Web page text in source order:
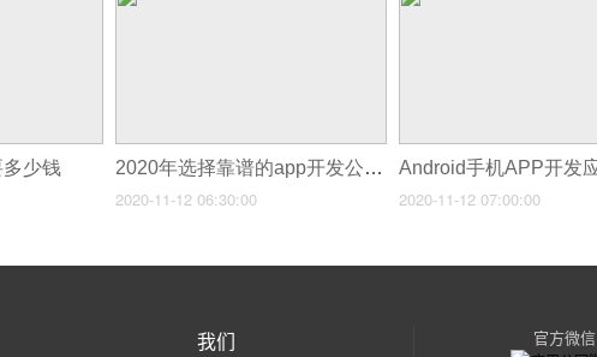
少钱 2020年选择靠谱的app开发公司的5大方法
2020-11-12 06:30:00 2020-11-12 07:00:00
我们 官方微信